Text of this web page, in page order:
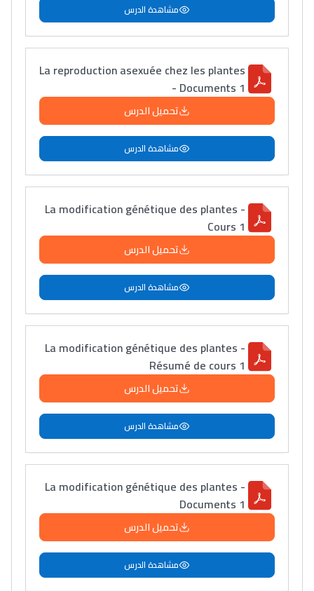
مشاهدة الدرس
La reproduction asexuée chez les plantes
- Documents 1
تحميل الدرس
مشاهدة الدرس
La modification génétique des plantes -
Cours 1
تحميل الدرس
مشاهدة الدرس
La modification génétique des plantes -
Résumé de cours 1
تحميل الدرس
مشاهدة الدرس
La modification génétique des plantes -
Documents 1
تحميل الدرس
مشاهدة الدرس